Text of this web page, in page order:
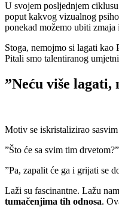
U svojem posljednjem
poput kakvog vizualnog
ponekad možemo ubiti
Stoga, nemojmo si lagati
Pitali smo talentiranog
”Neću više lagati,
Motiv se iskristalizirao
”Što će sa svim tim
”Pa, zapalit će ga i grijati se
Laži su fascinantne. Lažu
tumačenjima tih odnosa.